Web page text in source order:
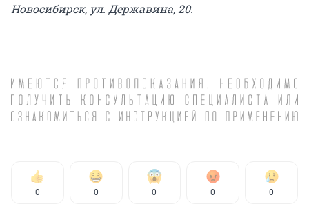
Новосибирск, ул. Державина, 20.
0 0 0 0 0